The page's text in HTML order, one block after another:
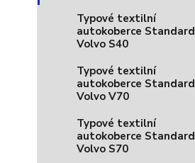
Typové textilní
autokoberce Standard
Volvo S40
Typové textilní
autokoberce Standard
Volvo V70
Typové textilní
autokoberce Standard
Volvo S70